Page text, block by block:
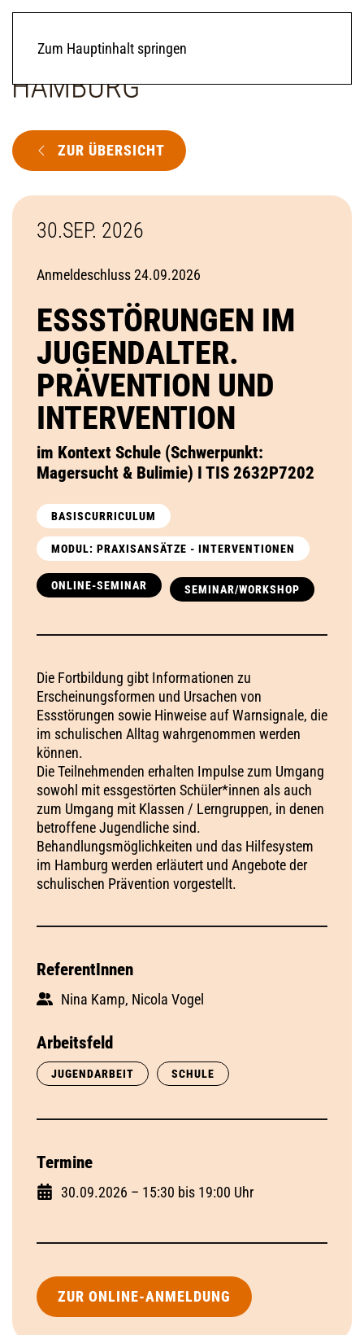
Zum Hauptinhalt springen
ZUR ÜBERSICHT
30.SEP. 2026
Anmeldeschluss 24.09.2026
ESSSTÖRUNGEN IM
JUGENDALTER.
PRÄVENTION UND
INTERVENTION
im Kontext Schule (Schwerpunkt:
Magersucht & Bulimie) I TIS 2632P7202
BASISCURRICULUM
MODUL: PRAXISANSÄTZE - INTERVENTIONEN
ONLINE-SEMINAR SEMINAR/WORKSHOP
Die Fortbildung gibt Informationen zu
Erscheinungsformen und Ursachen von
Essstörungen sowie Hinweise auf Warnsignale, die
im schulischen Alltag wahrgenommen werden
können.
Die Teilnehmenden erhalten Impulse zum Umgang
sowohl mit essgestörten Schüler*innen als auch
zum Umgang mit Klassen / Lerngruppen, in denen
betroffene Jugendliche sind.
Behandlungsmöglichkeiten und das Hilfesystem
im Hamburg werden erläutert und Angebote der
schulischen Prävention vorgestellt.
ReferentInnen
Nina Kamp, Nicola Vogel
Arbeitsfeld
JUGENDARBEIT SCHULE
Termine
30.09.2026 – 15:30 bis 19:00 Uhr
ZUR ONLINE-ANMELDUNG